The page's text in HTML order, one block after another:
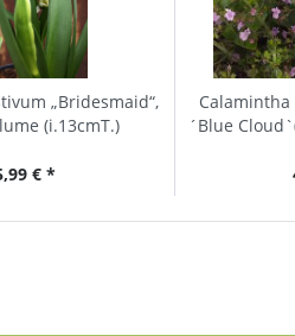
„Bridesmaid“,
(i.13cmT.)
€ *
´Blue